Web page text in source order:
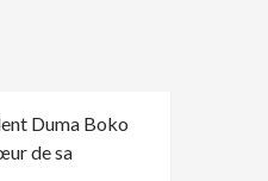
Duma Boko
de sa